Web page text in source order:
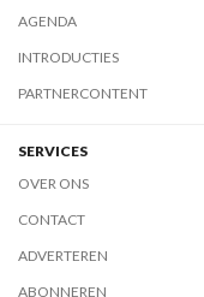
AGENDA
INTRODUCTIES
PARTNERCONTENT
SERVICES
OVER ONS
CONTACT
ADVERTEREN
ABONNEREN